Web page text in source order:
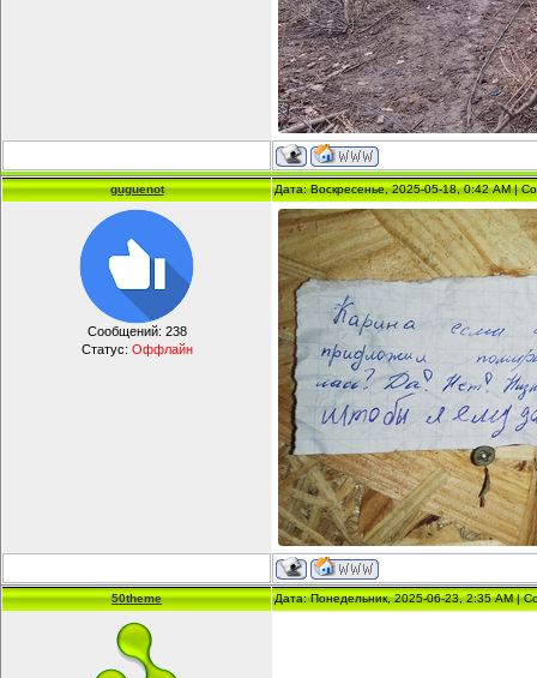
guguenot Дата: Воскресенье, 2025-05-18, 0:42 AM |
Сообщений: 238
Статус: Оффлайн
50theme Дата: Понедельник, 2025-06-23, 2:35 AM |